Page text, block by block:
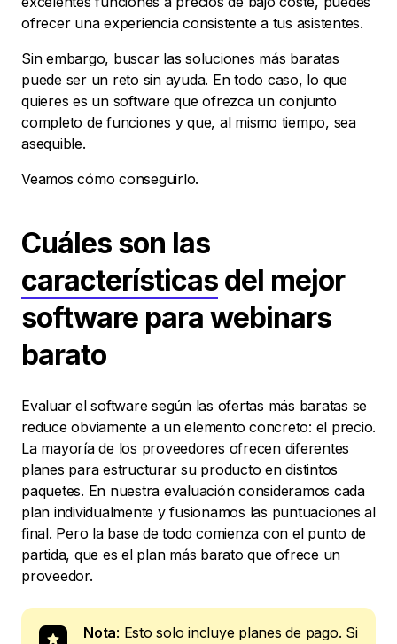
ofrecer una experiencia consistente a tus asistentes.
Sin embargo, buscar las soluciones más baratas
puede ser un reto sin ayuda. En todo caso, lo que
quieres es un software que ofrezca un conjunto
completo de funciones y que, al mismo tiempo, sea
asequible.
Veamos cómo conseguirlo.
Cuáles son las
características del mejor
software para webinars
barato
Evaluar el software según las ofertas más baratas se
reduce obviamente a un elemento concreto: el precio.
La mayoría de los proveedores ofrecen diferentes
planes para estructurar su producto en distintos
paquetes. En nuestra evaluación consideramos cada
plan individualmente y fusionamos las puntuaciones al
final. Pero la base de todo comienza con el punto de
partida, que es el plan más barato que ofrece un
proveedor.
Nota: Esto solo incluye planes de pago. Si